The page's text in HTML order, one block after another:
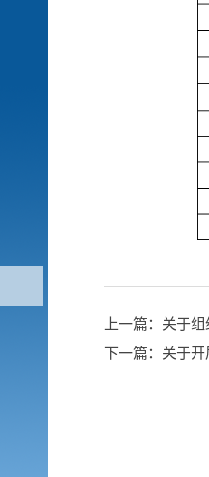
上一篇：关于
下一篇：关于